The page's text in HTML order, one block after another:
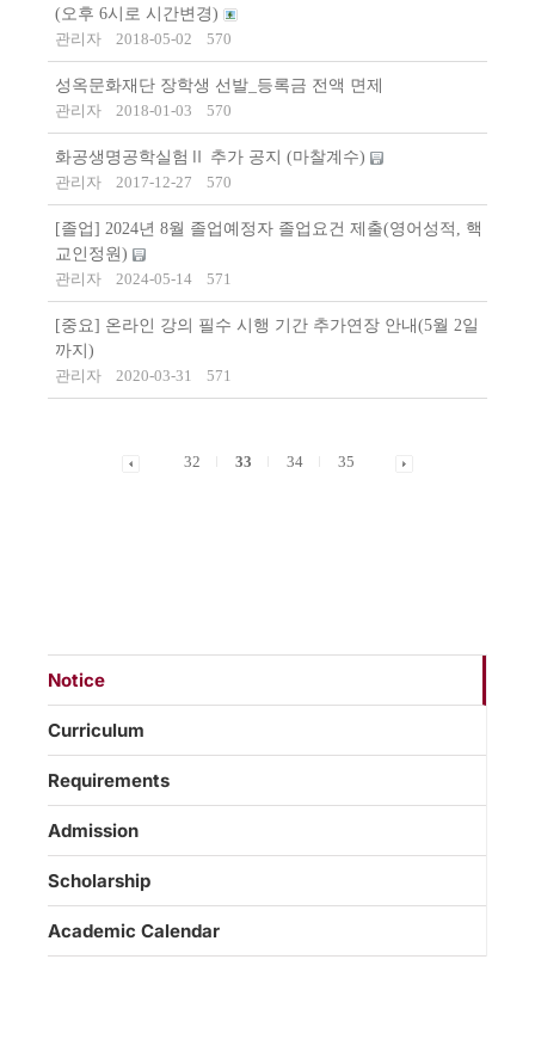
(오후 6시로 시간변경)
관리자
2018-05-02 570
성옥문화재단 장학생 선발_등록금 전액 면제
관리자
2018-01-03 570
화공생명공학실험Ⅱ 추가 공지 (마찰계수)
관리자
2017-12-27 570
[졸업] 2024년 8월 졸업예정자 졸업요건 제출(영어성적, 핵
교인정원)
관리자
2024-05-14 571
[중요] 온라인 강의 필수 시행 기간 추가연장 안내(5월 2일
까지)
관리자
2020-03-31 571
32 33 34 35
Notice
Curriculum
Requirements
Admission
Scholarship
Academic Calendar